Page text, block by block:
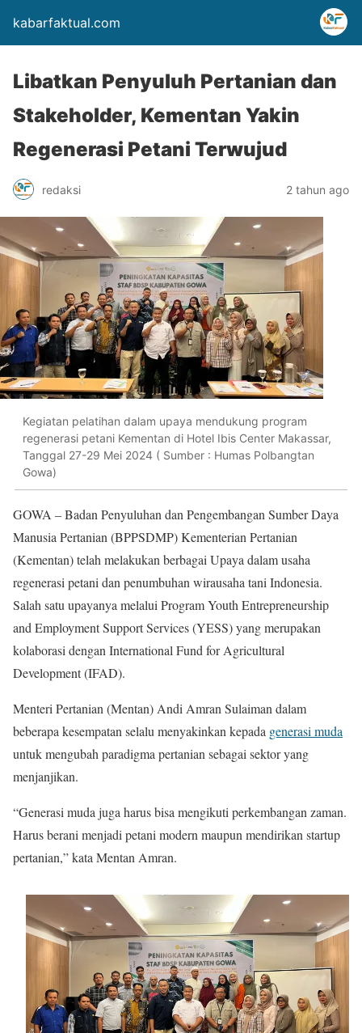
kabarfaktual.com
Libatkan Penyuluh Pertanian dan
Stakeholder, Kementan Yakin
Regenerasi Petani Terwujud
redaksi 2 tahun ago
Kegiatan pelatihan dalam upaya mendukung program
regenerasi petani Kementan di Hotel Ibis Center Makassar,
Tanggal 27-29 Mei 2024 ( Sumber : Humas Polbangtan
Gowa)
GOWA – Badan Penyuluhan dan Pengembangan Sumber Daya
Manusia Pertanian (BPPSDMP) Kementerian Pertanian
(Kementan) telah melakukan berbagai Upaya dalam usaha
regenerasi petani dan penumbuhan wirausaha tani Indonesia.
Salah satu upayanya melalui Program Youth Entrepreneurship
and Employment Support Services (YESS) yang merupakan
kolaborasi dengan International Fund for Agricultural
Development (IFAD).
Menteri Pertanian (Mentan) Andi Amran Sulaiman dalam
beberapa kesempatan selalu menyakinkan kepada generasi muda
untuk mengubah paradigma pertanian sebagai sektor yang
menjanjikan.
“Generasi muda juga harus bisa mengikuti perkembangan zaman.
Harus berani menjadi petani modern maupun mendirikan startup
pertanian,” kata Mentan Amran.